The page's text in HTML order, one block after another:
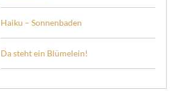
Haiku – Sonnenbaden
Da steht ein Blümelein!